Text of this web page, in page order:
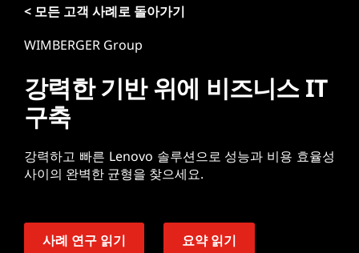
< 모든 고객 사례로 돌아가기
WIMBERGER Group
강력한 기반 위에 비즈니스 IT
구축
강력하고 빠른 Lenovo 솔루션으로 성능과 비용 효율성
사이의 완벽한 균형을 찾으세요.
사례 연구 읽기 요약 읽기